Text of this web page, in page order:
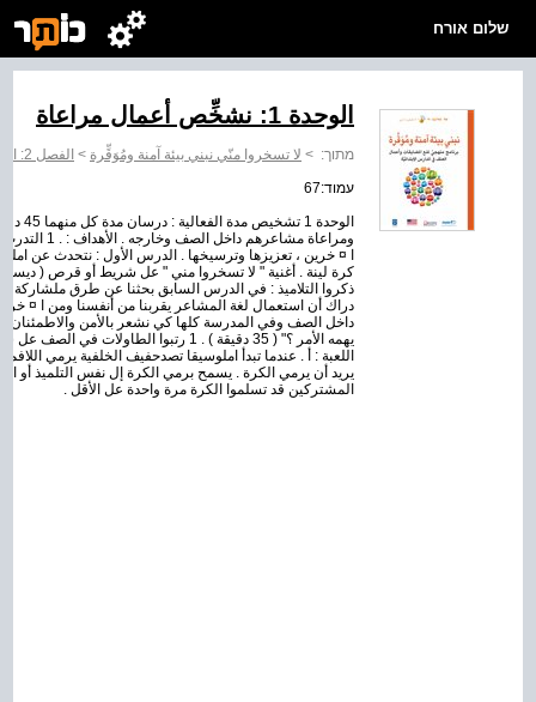
שלום אורח
الوحدة 1: نشخِّص أعمال مراعاة
מתוך: > لا تسخروا منّي نبني بيئة آمنة ومُوَقِّرة > الفصل 2: المبالاة والمراعاة
עמוד:67
كرة لينة . أغنية " لا تسخروا مني " عل شريط أو قرص ( ديسك
دراك أن استعمال لغة المشاعر يقربنا من أنفسنا ومن ا
داخل الصف وفي المدرسة كلها كي نشعر بالأمن والاطمئنان
اللعبة : أ . عندما تبدأ املوسيقا تصدحفيف الخلفية يرمي
يريد أن يرمي الكرة . يسمح برمي الكرة إل نفس التلميذ أو
المشتركين قد تسلموا الكرة مرة واحدة عل الأقل .